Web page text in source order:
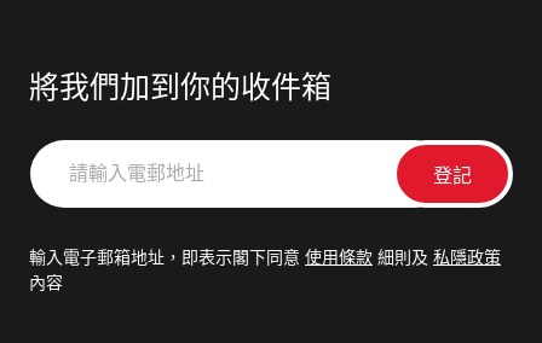
將我們加到你的收件箱
請
輸
郵
輸入電子郵箱地址，即表示閣下同意 使用條款 細則及 私隱政策
內容